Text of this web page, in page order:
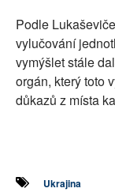
Podle
vylučování
vymýšlet stále
orgán, který toto
důkazů z místa
Ukrajina